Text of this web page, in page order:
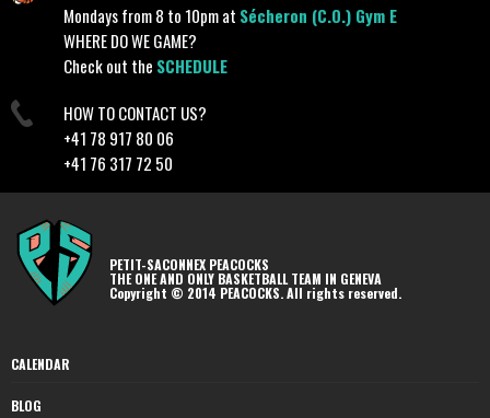
Mondays from 8 to 10pm at Sécheron (C.O.) Gym E
WHERE DO WE GAME?
Check out the SCHEDULE
HOW TO CONTACT US?
+41 78 917 80 06
+41 76 317 72 50
PETIT-SACONNEX PEACOCKS
THE ONE AND ONLY BASKETBALL TEAM IN GENEVA
Copyright © 2014 PEACOCKS. All rights reserved.
CALENDAR
BLOG